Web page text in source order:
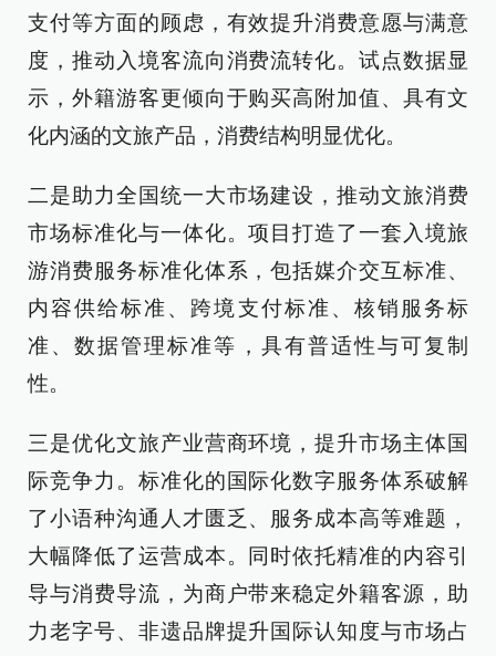
支付等方面的顾虑，有效提升消费意愿与满意
度，推动入境客流向消费流转化。试点数据显
示，外籍游客更倾向于购买高附加值、具有文
化内涵的文旅产品，消费结构明显优化。
二是助力全国统一大市场建设，推动文旅消费
市场标准化与一体化。项目打造了一套入境旅
游消费服务标准化体系，包括媒介交互标准、
内容供给标准、跨境支付标准、核销服务标
准、数据管理标准等，具有普适性与可复制
性。
三是优化文旅产业营商环境，提升市场主体国
际竞争力。标准化的国际化数字服务体系破解
了小语种沟通人才匮乏、服务成本高等难题，
大幅降低了运营成本。同时依托精准的内容引
导与消费导流，为商户带来稳定外籍客源，助
力老字号、非遗品牌提升国际认知度与市场占